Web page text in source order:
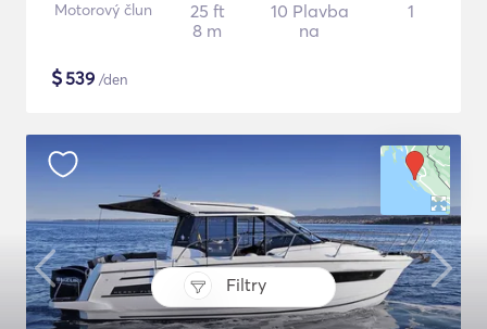
Filtry
Motorový člun
25 ft
8 m
10 Plavba
na
1
$539 /den